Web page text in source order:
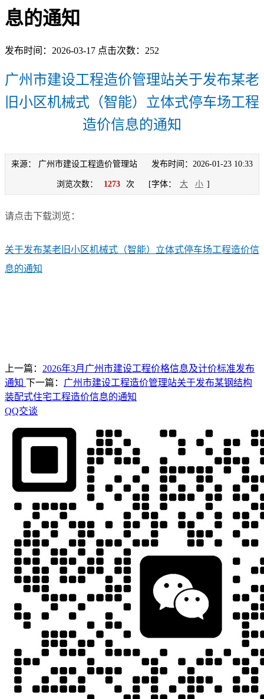
息的通知
发布时间：2026-03-17 点击次数：252
广州市建设工程造价管理站关于发布某老
旧小区机械式（智能）立体式停车场工程
造价信息的通知
来源： 广州市建设工程造价管理站 发布时间：2026-01-23 10:33
浏览次数： 1273 次 [字体： 大 小 ]
请点击下载浏览：
关于发布某老旧小区机械式（智能）立体式停车场工程造价信
息的通知
上一篇： 2026年3月广州市建设工程价格信息及计价标准发布
通知 下一篇： 广州市建设工程造价管理站关于发布某钢结构
装配式住宅工程造价信息的通知
QQ交谈